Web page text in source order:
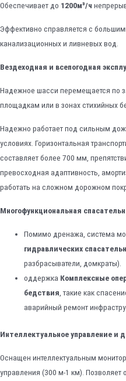
Обеспечивает до 1200м³/ч
Эффективно справляется с
канализационных и ливневых вод.
Вездеходная и всепогодная
Надежное шасси перемещается по
площадкам или в зонах стихийных
Надежно работает под сильным
условиях. Горизонтальная
составляет более 700 мм,
превосходная адаптивность,
работать на сложном дорожном
Многофункциональная
Помимо дренажа, система
гидравлических
разбрасыватели, домкраты).
оддержка Комплексные
бедствия , такие как
аварийный ремонт
Интеллектуальное управление и
Оснащен интеллектуальным
управления (300 м-1 км). Позволяет